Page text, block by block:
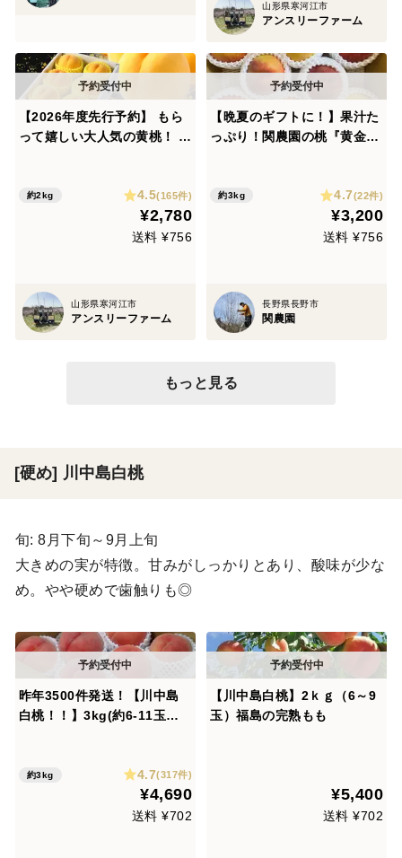
山形県寒河江市
アンスリーファーム
【2026年度先行予約】 もら
って嬉しい大人気の黄桃！ 特
約2kg 4.5(165件)
¥2,780
送料 ¥756
山形県寒河江市
アンスリーファーム
【晩夏のギフトに！】果汁た
っぷり！関農園の桃『黄金
約3kg 4.7(22件)
¥3,200
送料 ¥756
長野県長野市
関農園
もっと見る
[硬め] 川中島白桃
旬: 8月下旬～9月上旬
大きめの実が特徴。甘みがしっかりとあり、酸味が少な
め。やや硬めで歯触りも◎
昨年3500件発送！【川中島
白桃！！】3kg(約6-11玉）
約3kg 4.7(317件)
¥4,690
送料 ¥702
【川中島白桃】2ｋｇ（6～9
玉）福島の完熟もも
¥5,400
送料 ¥702